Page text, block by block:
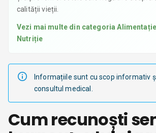
calității vieții.
Vezi mai multe din categoria
Nutriție
Informațiile sunt cu scop informativ
consultul medical.
Cum recunoști